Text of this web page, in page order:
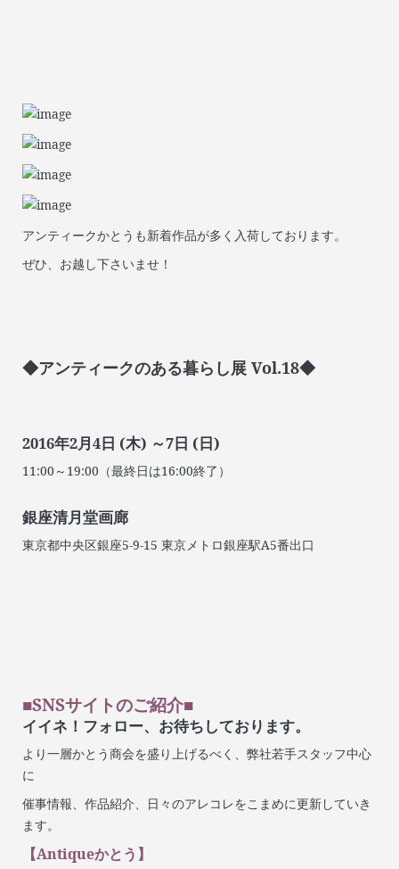
アンティークかとうも新着作品が多く入荷しております。
ぜひ、お越し下さいませ！
◆アンティークのある暮らし展 Vol.18◆
2016年2月4日 (木) ～7日 (日)
11:00～19:00（最終日は16:00終了）
銀座清月堂画廊
東京都中央区銀座5-9-15 東京メトロ銀座駅A5番出口
■SNSサイトのご紹介■
イイネ！フォロー、お待ちしております。
より一層かとう商会を盛り上げるべく、弊社若手スタッフ中心
に
催事情報、作品紹介、日々のアレコレをこまめに更新していき
ます。
【Antiqueかとう】